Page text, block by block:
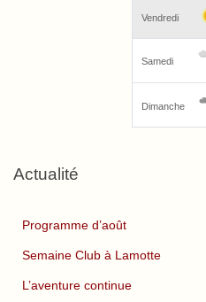
Actualité
Programme d’août
Semaine Club à Lamotte
L’aventure continue